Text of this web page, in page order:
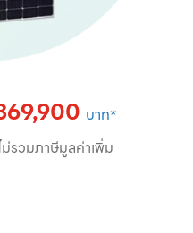
บาท*
รวมภาษีมูลค่าเพิ่ม